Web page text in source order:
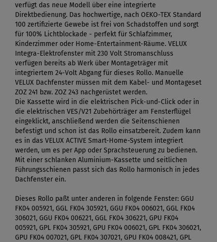
verfügt das neue Modell über eine integrierte
Direktbedienung. Das hochwertige, nach OEKO-TEX Standard
100 zertifizierte Gewebe ist frei von Schadstoffen und sorgt
für 100% Lichtblockade - perfekt für Schlafzimmer,
Kinderzimmer oder Home-Entertainment-Räume. VELUX
Integra-Elektrofenster mit 230 Volt Stromanschluss
verfügen bereits ab Werk über Montageträger mit
integriertem 24-Volt Abgang für dieses Rollo. Manuelle
VELUX Dachfenster müssen mit dem Kabel- und Montageset
ZOZ 241 bzw. ZOZ 243 nachgerüstet werden.
Die Kassette wird in die elektrischen Pick-und-Click oder in
die elektrischen VES/V21 Zubehörträger am Fensterflügel
eingeklickt, anschließend werden die Seitenschienen
befestigt und schon ist das Rollo einsatzbereit. Zudem kann
es in das VELUX ACTIVE Smart-Home-System integriert
werden, um es per App oder Sprachsteuerung zu bedienen.
Mit einer schlanken Aluminium-Kassette und seitlichen
Führungsschienen passt sich das Rollo harmonisch in jedes
Dachfenster ein.
Dieses Rollo paßt unter anderen in folgende Fenster: GGU
FK04 005921, GGL FK04 305921, GGU FK04 006021, GGL FK04
306021, GGU FK04 006221, GGL FK04 306221, GPU FK04
005921, GPL FK04 305921, GPU FK04 006021, GPL FK04 306021,
GPU FK04 007021, GPL FK04 307021, GPU FK04 008421, GPL